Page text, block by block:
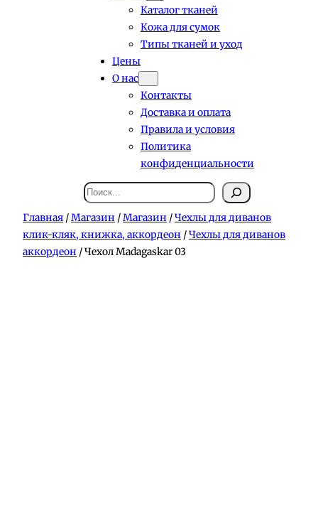
Каталог тканей
Кожа для сумок
Типы тканей и уход
Цены
О нас
Контакты
Доставка и оплата
Правила и условия
Политика
конфиденциальности
Поиск
Главная /Магазин /Магазин /Чехлы для диванов
клик-кляк, книжка, аккордеон /Чехлы для диванов
аккордеон / Чехол Madagaskar 03